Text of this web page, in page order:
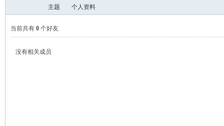
主题 个人资料
当前共有 0 个好友
没有相关成员